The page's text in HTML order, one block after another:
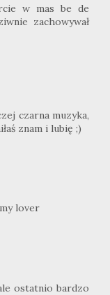
w mas be de
zachowywał
czarna muzyka,
znam i lubię ;)
lover
ostatnio bardzo